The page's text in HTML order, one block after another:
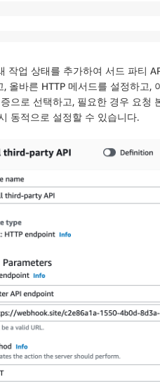
작업 상태를 추가하여 서드 파티
, 올바른 HTTP 메서드를 설정하고,
으로 선택하고, 필요한 경우 요청
동적으로 설정할 수 있습니다.